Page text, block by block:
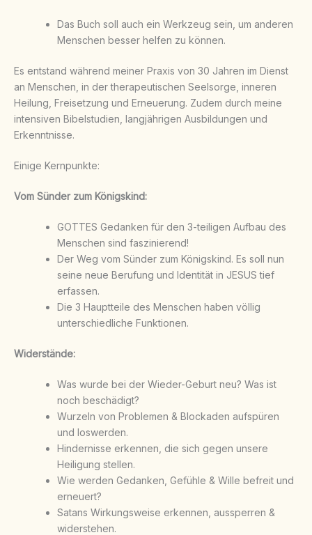
Das Buch soll auch ein Werkzeug sein, um anderen
Menschen besser helfen zu können.
Es entstand während meiner Praxis von 30 Jahren im Dienst
an Menschen, in der therapeutischen Seelsorge, inneren
Heilung, Freisetzung und Erneuerung. Zudem durch meine
intensiven Bibelstudien, langjährigen Ausbildungen und
Erkenntnisse.
Einige Kernpunkte:
Vom Sünder zum Königskind:
GOTTES Gedanken für den 3-teiligen Aufbau des
Menschen sind faszinierend!
Der Weg vom Sünder zum Königskind. Es soll nun
seine neue Berufung und Identität in JESUS tief
erfassen.
Die 3 Hauptteile des Menschen haben völlig
unterschiedliche Funktionen.
Widerstände:
Was wurde bei der Wieder-Geburt neu? Was ist
noch beschädigt?
Wurzeln von Problemen & Blockaden aufspüren
und loswerden.
Hindernisse erkennen, die sich gegen unsere
Heiligung stellen.
Wie werden Gedanken, Gefühle & Wille befreit und
erneuert?
Satans Wirkungsweise erkennen, aussperren &
widerstehen.